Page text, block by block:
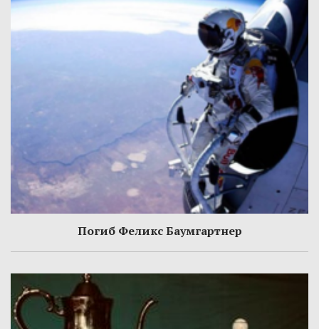
Погиб Феликс Баумгартнер